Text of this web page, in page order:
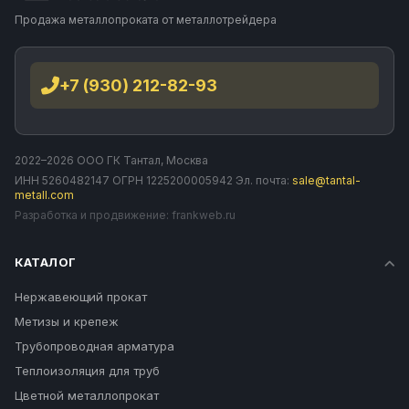
Продажа металлопроката от металлотрейдера
+7 (930) 212-82-93
2022–2026 ООО ГК Тантал, Москва
ИНН 5260482147 ОГРН 1225200005942 Эл. почта: sale@tantal-
metall.com
Разработка и продвижение: frankweb.ru
КАТАЛОГ
Нержавеющий прокат
Метизы и крепеж
Трубопроводная арматура
Теплоизоляция для труб
Цветной металлопрокат